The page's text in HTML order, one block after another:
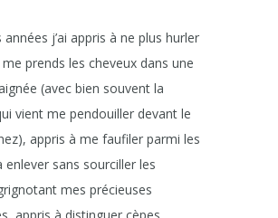
années j’ai appris à ne plus hurler
prends les cheveux dans une
(avec bien souvent la
vient me pendouiller devant le
appris à me faufiler parmi les
enlever sans sourciller les
mes précieuses